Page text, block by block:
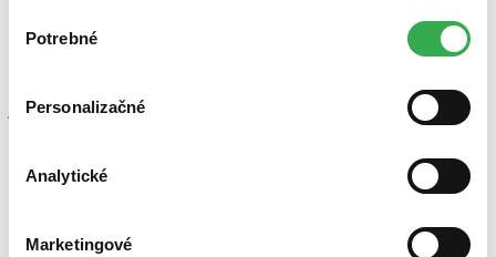
nám pomohlo, keby sme mohli používať všetky tieto
súhlasu
Potrebné
Personalizačné
Analytické
Marketingové
muža, ktorý nemá záujem nad študovaním tráviť hodiny. Toto je
jediná kniha, ktorú som môjho muža prinútila prečítať si a veľa vecí
Čítať viac